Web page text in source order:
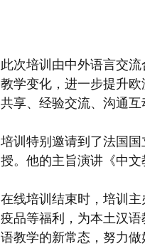
此次培训由中外语言交
教学变化，进一步提升
共享、经验交流、沟通互
培训特别邀请到了法国
授。他的主旨演讲《中文
在线培训结束时，培训
疫品等福利，为本土汉
语教学的新常态，努力做